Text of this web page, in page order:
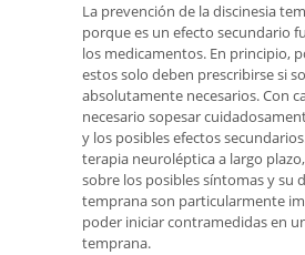
La prevención de la discinesia
porque es un efecto secundario
los medicamentos. En principio,
estos solo deben prescribirse si
absolutamente necesarios. Con
necesario sopesar
y los posibles efectos
terapia neuroléptica a largo
sobre los posibles síntomas y su
temprana son particularmente
poder iniciar contramedidas en
temprana.